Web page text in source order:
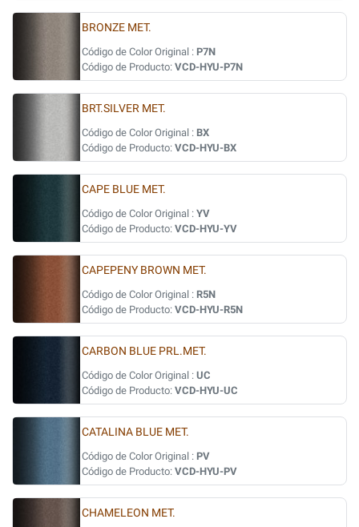
BRONZE MET.
Código de Color Original : P7N
Código de Producto: VCD-HYU-P7N
BRT.SILVER MET.
Código de Color Original : BX
Código de Producto: VCD-HYU-BX
CAPE BLUE MET.
Código de Color Original : YV
Código de Producto: VCD-HYU-YV
CAPEPENY BROWN MET.
Código de Color Original : R5N
Código de Producto: VCD-HYU-R5N
CARBON BLUE PRL.MET.
Código de Color Original : UC
Código de Producto: VCD-HYU-UC
CATALINA BLUE MET.
Código de Color Original : PV
Código de Producto: VCD-HYU-PV
CHAMELEON MET.